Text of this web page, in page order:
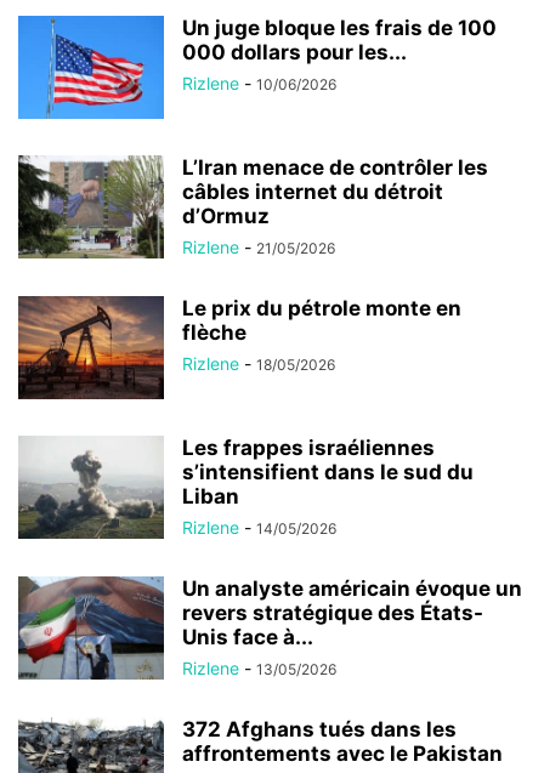
Un juge bloque les frais de 100
000 dollars pour les...
Rizlene - 10/06/2026
L’Iran menace de contrôler les
câbles internet du détroit
d’Ormuz
Rizlene - 21/05/2026
Le prix du pétrole monte en
flèche
Rizlene - 18/05/2026
Les frappes israéliennes
s’intensifient dans le sud du
Liban
Rizlene - 14/05/2026
Un analyste américain évoque un
revers stratégique des États-
Unis face à...
Rizlene - 13/05/2026
372 Afghans tués dans les
affrontements avec le Pakistan